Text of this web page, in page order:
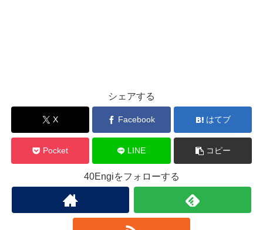
シェアする
X Facebook はてブ
Pocket LINE コピー
40Engiをフォローする